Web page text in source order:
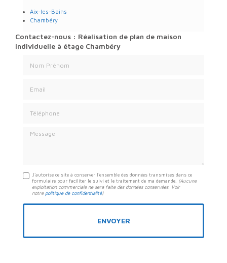
Aix-les-Bains
Chambéry
Contactez-nous : Réalisation de plan de maison
individuelle à étage Chambéry
Message
J'autorise ce site à conserver l'ensemble des données transmises dans ce
formulaire pour faciliter le suivi et le traitement de ma demande. (Aucune
exploitation commerciale ne sera faite des données conservées. Voir
notre politique de confidentialité)